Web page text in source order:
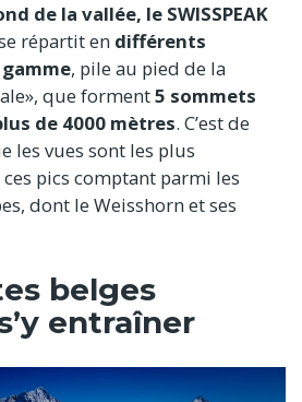
de la vallée, le SWISSPEAK
répartit en différents
, pile au pied de la
que forment5 sommets
de 4000 mètres. C’est de
les vues sont les plus
pics comptant parmi les
dont le Weisshorn et ses
belges
entraîner